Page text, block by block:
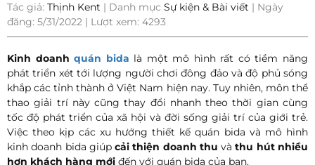
Tác giả: Thịnh Kent | Danh mục Sự kiện & Bài viết | Ngày
đăng: 5/31/2022 | Lượt xem: 4293
Kinh doanhquán bida là một mô hình rất có tiềm năng
phát triển xét tới lượng người chơi đông đảo và độ phủ sóng
khắp các tỉnh thành ở Việt Nam hiện nay. Tuy nhiên, môn thể
thao giải trí này cũng thay đổi nhanh theo thời gian cùng
tốc độ phát triển của xã hội và đời sống giải trí của giới trẻ.
Việc theo kịp các xu hướng thiết kế quán bida và mô hình
kinh doanh bida giúpcải thiện doanh thu vàthu hút nhiều
hơn khách hàng mới đến với quán bida của bạn.